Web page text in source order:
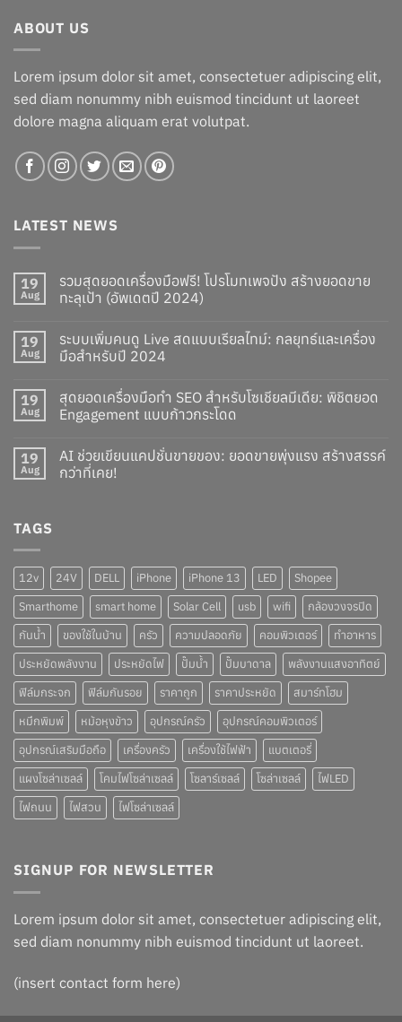
ABOUT US
Lorem ipsum dolor sit amet, consectetuer adipiscing elit,
sed diam nonummy nibh euismod tincidunt ut laoreet
dolore magna aliquam erat volutpat.
LATEST NEWS
19
Aug
รวมสุดยอดเครื่องมือฟรี! โปรโมทเพจปัง สร้างยอดขาย
ทะลุเป้า (อัพเดตปี 2024)
19
Aug
ระบบเพิ่มคนดู Live สดแบบเรียลไทม์: กลยุทธ์และเครื่อง
มือสำหรับปี 2024
19
Aug
สุดยอดเครื่องมือทำ SEO สำหรับโซเชียลมีเดีย: พิชิตยอด
Engagement แบบก้าวกระโดด
19
Aug
AI ช่วยเขียนแคปชั่นขายของ: ยอดขายพุ่งแรง สร้างสรรค์
กว่าที่เคย!
TAGS
12v 24V DELL iPhone iPhone 13 LED
Shopee
Smarthome
smart home Solar Cell usb wifi
กล้องวงจรปิด
กันน้ำ
ของใช้ในบ้าน ครัว ความปลอดภัย คอมพิวเตอร์
ทำอาหาร
ประหยัดพลังงาน
ประหยัดไฟ ปั๊มน้ำ ปั๊มบาดาล
พลังงานแสงอาทิตย์
ฟิล์มกระจก
ฟิล์มกันรอย ราคาถูก ราคาประหยัด
สมาร์ทโฮม
หมึกพิมพ์
หม้อหุงข้าว อุปกรณ์ครัว
อุปกรณ์คอมพิวเตอร์
อุปกรณ์เสริมมือถือ
เครื่องครัว เครื่องใช้ไฟฟ้า
แบตเตอรี่
แผงโซล่าเซลล์
โคมไฟโซล่าเซลล์ โซลาร์เซลล์ โซล่าเซลล์
ไฟLED
ไฟถนน
ไฟสวน ไฟโซล่าเซลล์
SIGNUP FOR NEWSLETTER
Lorem ipsum dolor sit amet, consectetuer adipiscing elit,
sed diam nonummy nibh euismod tincidunt ut laoreet.
(insert contact form here)